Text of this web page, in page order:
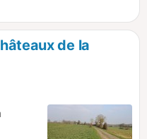
de la